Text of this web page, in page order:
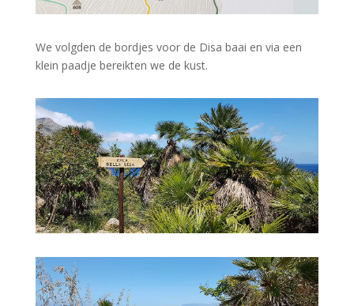
We volgden de bordjes voor de Disa baai en via een
klein paadje bereikten we de kust.